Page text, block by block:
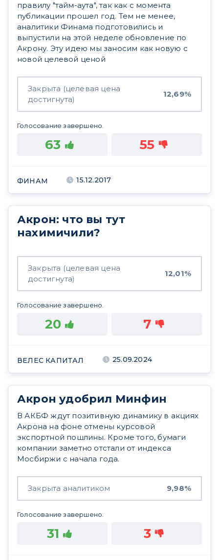
правилу "тайм-аута", так как с момента
публикации прошел год. Тем не менее,
аналитики Финама подготовились и
выпустили на этой неделе обновление по
Акрону. Эту идею мы заносим как новую с
новой целевой ценой
Закрыта (целевая цена
достигнута)
12,69%
Голосование завершено.
63 55
ФИНАМ 15.12.2017
Акрон: что вы тут
нахимичили?
Закрыта (целевая цена
достигнута)
12,01%
Голосование завершено.
20 7
ВЕЛЕС КАПИТАЛ 25.09.2024
Акрон удобрил Минфин
В АКБФ ждут позитивную динамику в акциях
Акрона на фоне отмены курсовой
экспортной пошлины. Кроме того, бумаги
компании заметно отстали от индекса
Мосбиржи с начала года.
Закрыта аналитиком 9,98%
Голосование завершено.
31 3